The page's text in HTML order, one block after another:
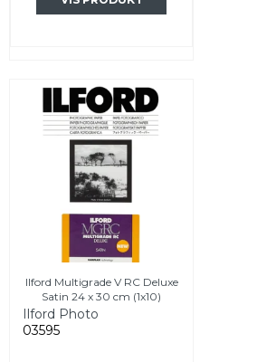
Ilford Multigrade V RC Deluxe
Satin 24 x 30 cm (1x10)
Ilford Photo
03595